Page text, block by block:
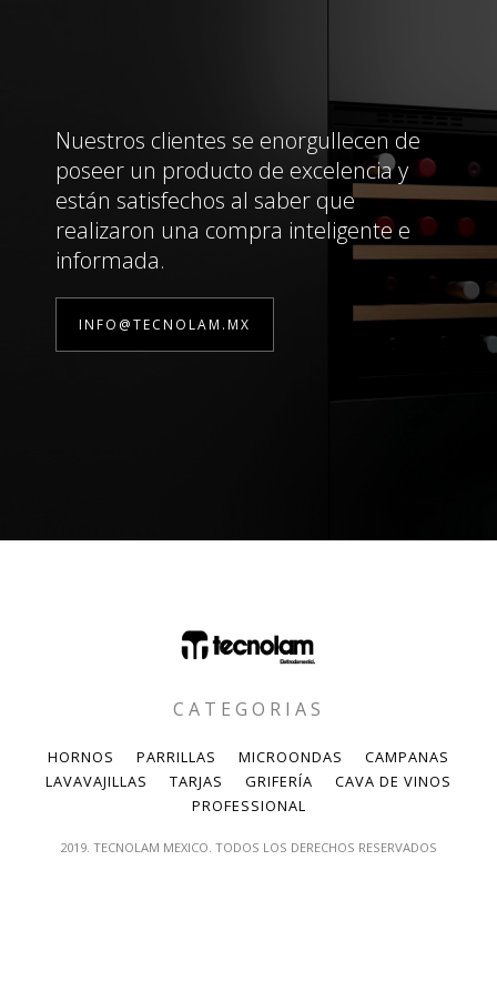
Nuestros clientes se enorgullecen de
poseer un producto de excelencia y
están satisfechos al saber que
realizaron una compra inteligente e
informada.
INFO@TECNOLAM.MX
CATEGORIAS
HORNOS PARRILLAS MICROONDAS
CAMPANAS
LAVAVAJILLAS
TARJAS GRIFERÍA
CAVA DE VINOS
PROFESSIONAL
2019. TECNOLAM MEXICO. TODOS LOS DERECHOS RESERVADOS